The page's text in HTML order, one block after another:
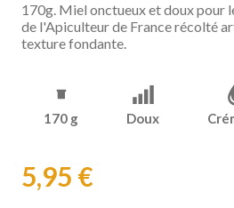
170g. Miel onctueux et doux pour
de l'Apiculteur de France récolté
texture fondante.
170 g Doux
5,95 €